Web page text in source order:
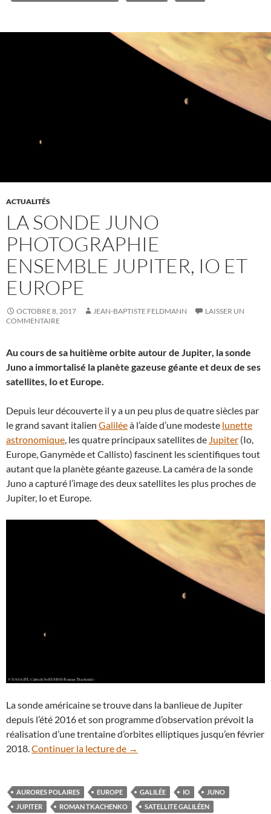
ACTUALITÉS
LA SONDE JUNO
PHOTOGRAPHIE
ENSEMBLE JUPITER, IO ET
EUROPE
OCTOBRE 8, 2017 JEAN-BAPTISTE FELDMANN
LAISSER UN
COMMENTAIRE
Au cours de sa huitième orbite autour de Jupiter, la sonde
Juno a immortalisé la planète gazeuse géante et deux de ses
satellites, Io et Europe.
Depuis leur découverte il y a un peu plus de quatre siècles par
le grand savant italien Galiléeà l’aide d’une modeste lunette
astronomique, les quatre principaux satellites de Jupiter (Io,
Europe, Ganymède et Callisto) fascinent les scientifiques tout
autant que la planète géante gazeuse. La caméra de la sonde
Juno a capturé l’image des deux satellites les plus proches de
Jupiter, Io et Europe.
La sonde américaine se trouve dans la banlieue de Jupiter
depuis l’été 2016 et son programme d’observation prévoit la
réalisation d’une trentaine d’orbites elliptiques jusqu’en février
2018.Continuer la lecture de La sonde Juno photographie
→
AURORES POLAIRES EUROPE GALILÉE IO
JUNO
JUPITER
ROMAN TKACHENKO SATELLITE GALILÉEN